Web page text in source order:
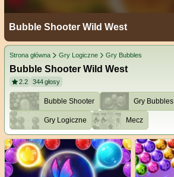
Bubble Shooter Wild West
Strona główna Gry Logiczne Gry Bubbles
Bubble Shooter Wild West
2.2 344głosy
Bubble Shooter Gry Bubbles
Gry Logiczne Mecz